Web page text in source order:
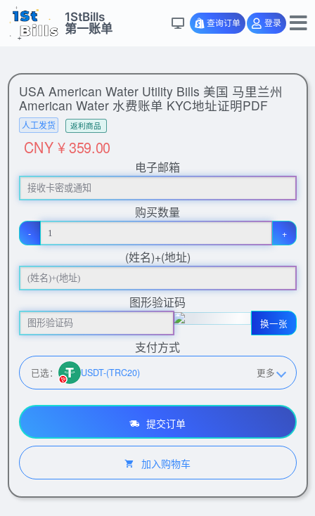
1StBills
第一账单
查询订单 登录
USA American Water Utility Bills 美国 马里兰州
American Water 水费账单 KYC地址证明PDF
人工发货 返利商品
CNY ¥ 359.00
电子邮箱
购买数量
- +
(姓名)+(地址)
图形验证码
换一张
支付方式
已选： USDT-(TRC20) 更多
提交订单
加入购物车